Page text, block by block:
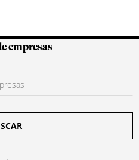
empresas